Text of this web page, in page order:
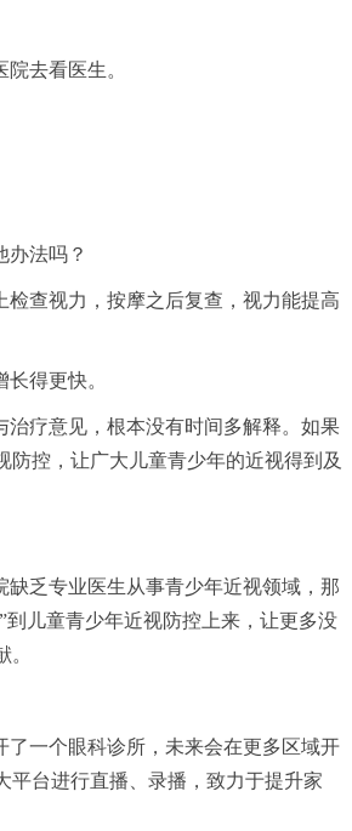
去看医生。
办法吗？
查视力，按摩之后复查，视力能提高
得更快。
疗意见，根本没有时间多解释。如果
控，让广大儿童青少年的近视得到及
乏专业医生从事青少年近视领域，那
儿童青少年近视防控上来，让更多没
一个眼科诊所，未来会在更多区域开
平台进行直播、录播，致力于提升家